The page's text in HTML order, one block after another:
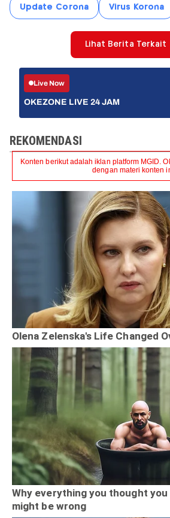
Update Corona Virus Korona
Lihat Berita Terkait
Live Now
OKEZONE LIVE 24 JAM